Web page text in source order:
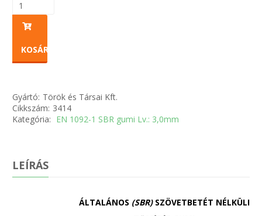
KOSÁRBA
Gyártó: Török és Társai Kft.
Cikkszám: 3414
Kategória: EN 1092-1 SBR gumi Lv.: 3,0mm
LEÍRÁS
ÁLTALÁNOS (SBR)SZÖVETBETÉT NÉLKÜLI